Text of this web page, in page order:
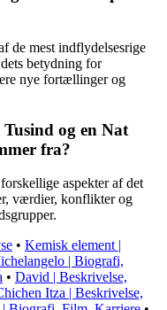
de mest indflydelsesrige
betydning for
nye fortællinger og
og en Nat
fra?
aspekter af det
værdier, konflikter og
• Kemisk element |
| Biografi,
• David | Beskrivelse,
Itza | Beskrivelse,